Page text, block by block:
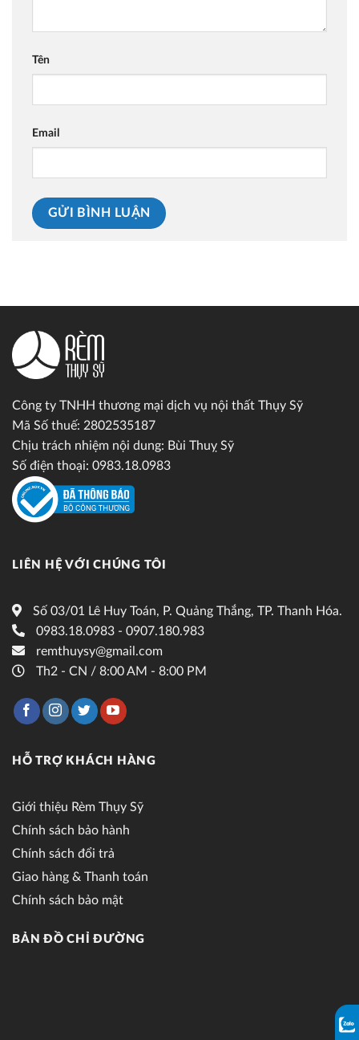
Tên
Email
Công ty TNHH thương mại dịch vụ nội thất Thụy Sỹ
Mã Số thuế: 2802535187
Chịu trách nhiệm nội dung: Bùi Thuỵ Sỹ
Số điện thoại: 0983.18.0983
LIÊN HỆ VỚI CHÚNG TÔI
Số 03/01 Lê Huy Toán, P. Quảng Thắng, TP. Thanh Hóa.
0983.18.0983 - 0907.180.983
remthuysy@gmail.com
Th2 - CN / 8:00 AM - 8:00 PM
HỖ TRỢ KHÁCH HÀNG
Giới thiệu Rèm Thụy Sỹ
Chính sách bảo hành
Chính sách đổi trả
Giao hàng & Thanh toán
Chính sách bảo mật
BẢN ĐỒ CHỈ ĐƯỜNG